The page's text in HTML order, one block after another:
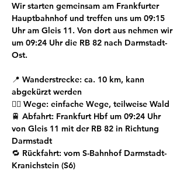
Wir starten gemeinsam am Frankfurter
Hauptbahnhof und treffen uns um 09:15
Uhr am Gleis 11. Von dort aus nehmen wir
um 09:24 Uhr die RB 82 nach Darmstadt-
Ost.
📍 Wanderstrecke: ca. 10 km, kann
abgekürzt werden
🚶‍♂️ Wege: einfache Wege, teilweise Wald
🚆 Abfahrt: Frankfurt Hbf um 09:24 Uhr
von Gleis 11 mit der RB 82 in Richtung
Darmstadt
🔁 Rückfahrt: vom S-Bahnhof Darmstadt-
Kranichstein (S6)